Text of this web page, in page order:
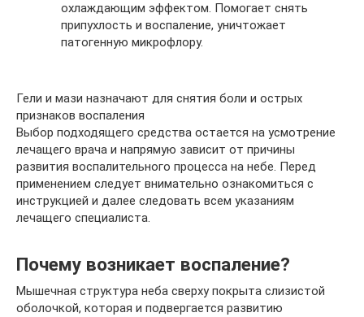
охлаждающим эффектом. Помогает снять
припухлость и воспаление, уничтожает
патогенную микрофлору.
Гели и мази назначают для снятия боли и острых
признаков воспаления
Выбор подходящего средства остается на усмотрение
лечащего врача и напрямую зависит от причины
развития воспалительного процесса на небе. Перед
применением следует внимательно ознакомиться с
инструкцией и далее следовать всем указаниям
лечащего специалиста.
Почему возникает воспаление?
Мышечная структура неба сверху покрыта слизистой
оболочкой, которая и подвергается развитию